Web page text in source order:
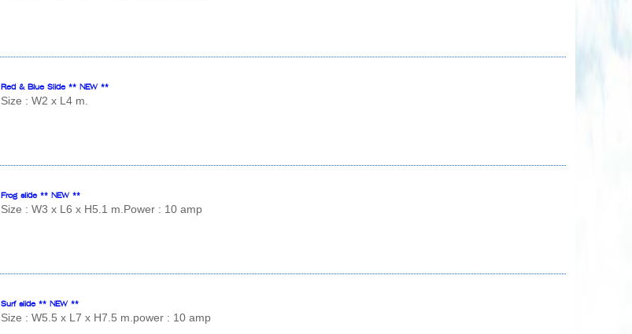
Red & Blue Slide ** NEW **
Size : W2 x L4 m.
Frog slide ** NEW **
Size : W3 x L6 x H5.1 m.Power : 10 amp
Surf slide ** NEW **
Size : W5.5 x L7 x H7.5 m.power : 10 amp